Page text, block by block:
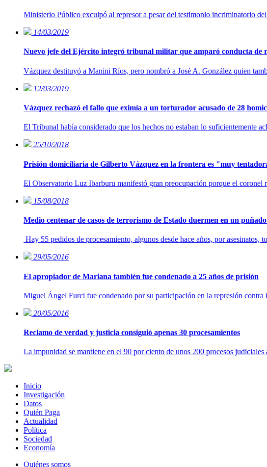
Ministerio Público exculpó al represor a pesar del testimonio incriminatorio
14/03/2019
Nuevo jefe del Ejército integró tribunal militar que amparó conducta de
Vázquez destituyó a Manini Ríos, pero nombró a José A. González quien
12/03/2019
Vázquez rechazó el fallo que eximía a un torturador acusado de 28
El Tribunal había considerado que los hechos no estaban lo suficientemente
25/10/2018
Prisión domiciliaria de Gilberto Vázquez en la frontera es "muy
El Observatorio Luz Ibarburu manifestó gran preocupación porque el
15/08/2018
Medio centenar de casos de terrorismo de Estado duermen en un
Hay 55 pedidos de procesamiento, algunos desde hace años, por
29/05/2016
El apropiador de Mariana también fue condenado a 25 años de prisión
Miguel Ángel Furci fue condenado por su participación en la represión
20/05/2016
Reclamo de verdad y justicia consiguió apenas 30 procesamientos
La impunidad se mantiene en el 90 por ciento de unos 200 procesos
Inicio
Investigación
Datos
Quién Paga
Actualidad
Política
Sociedad
Economía
Quiénes somos